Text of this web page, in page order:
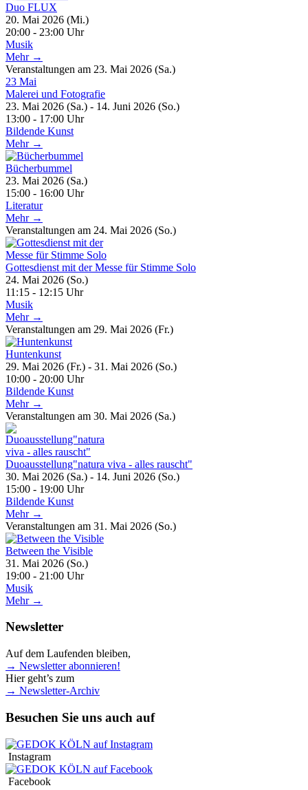
Duo FLUX
20. Mai 2026 (Mi.)
20:00 - 23:00 Uhr
Musik
Mehr →
Veranstaltungen am 23. Mai 2026 (Sa.)
23 Mai
Malerei und Fotografie
23. Mai 2026 (Sa.) - 14. Juni 2026 (So.)
13:00 - 17:00 Uhr
Bildende Kunst
Mehr →
Bücherbummel
23. Mai 2026 (Sa.)
15:00 - 16:00 Uhr
Literatur
Mehr →
Veranstaltungen am 24. Mai 2026 (So.)
Gottesdienst mit der Messe für Stimme Solo
24. Mai 2026 (So.)
11:15 - 12:15 Uhr
Musik
Mehr →
Veranstaltungen am 29. Mai 2026 (Fr.)
Huntenkunst
29. Mai 2026 (Fr.) - 31. Mai 2026 (So.)
10:00 - 20:00 Uhr
Bildende Kunst
Mehr →
Veranstaltungen am 30. Mai 2026 (Sa.)
Duoausstellung"natura viva - alles rauscht"
30. Mai 2026 (Sa.) - 14. Juni 2026 (So.)
15:00 - 19:00 Uhr
Bildende Kunst
Mehr →
Veranstaltungen am 31. Mai 2026 (So.)
Between the Visible
31. Mai 2026 (So.)
19:00 - 21:00 Uhr
Musik
Mehr →
Newsletter
Auf dem Laufenden bleiben,
→ Newsletter abonnieren!
Hier geht’s zum
→ Newsletter-Archiv
Besuchen Sie uns auch auf
Instagram
Facebook